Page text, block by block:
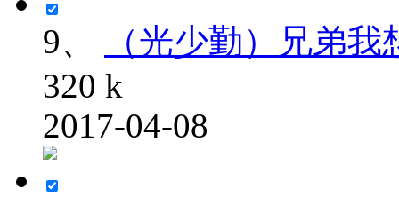
9、
（光少勤）兄弟
320 k
2017-04-08